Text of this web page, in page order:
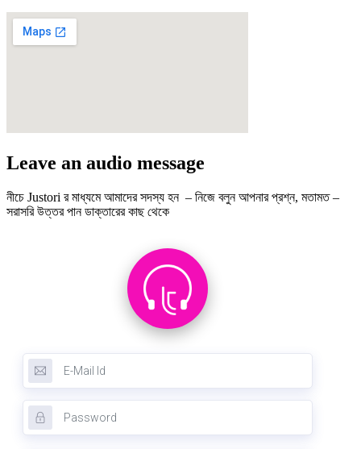
Leave an audio message
নীচে Justori র মাধ্যমে আমাদের সদস্য হন – নিজে বলুন আপনার প্রশ্ন, মতামত –
সরাসরি উত্তর পান ডাক্তারের কাছ থেকে